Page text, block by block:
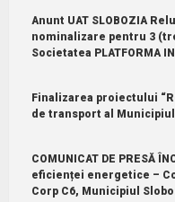
Anunt UAT SLOBOZIA
nominalizare pentru 3
Societatea PLATFORMA
Finalizarea proiectului
de transport al
COMUNICAT DE PRESĂ
eficienței energetice –
Corp C6, Municipiul